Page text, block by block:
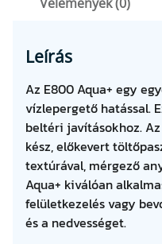
a
n
y
i
s
é
g
Leírás
Az E800 Aqua+ egy
vízlepergető hatással.
beltéri javításokhoz.
kész, előkevert
textúrával, mérgező
Aqua+ kiválóan
felületkezelés vagy
és a nedvességet.